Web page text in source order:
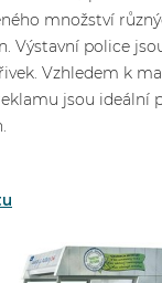
množství
Výstavní police
Vzhledem k
jsou ideální